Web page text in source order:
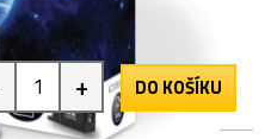
+ DO KOŠÍKU